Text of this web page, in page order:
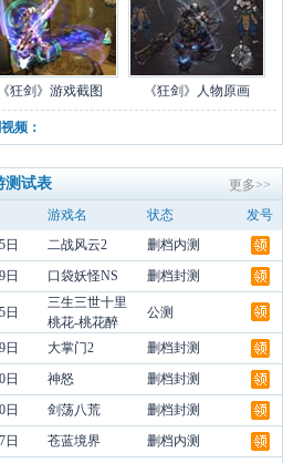
《狂剑》游戏截图 《狂剑》人物原画
频：
测试表
更多>>
游戏名 状态
发号
日
二战风云2 删档内测
日 口袋妖怪NS 删档封测
日
三生三世十里
桃花-桃花醉
公测
日 大掌门2 删档封测
日 神怒 删档封测
日 剑荡八荒 删档封测
日 苍蓝境界 删档内测